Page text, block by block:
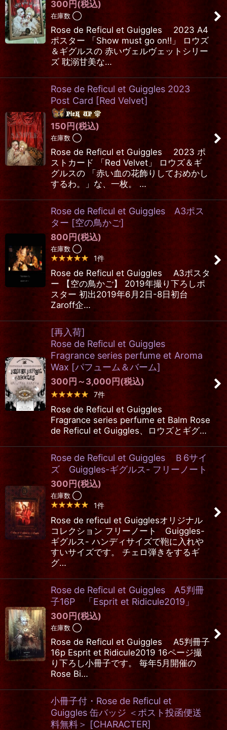
300 円 (税込)
在庫数 ◯
Rose de Reficul et Guiggles 2023 A4
ポスター 「Show must go on‼」 ロウズ
＆ギグルスの 赤いヴェルヴェットシリー
ズ 耽溺甘美な…
Rose de Reficul et Guiggles 2023
Post Card [Red Velvet]
150 円 (税込)
在庫数 ◯
Rose de Reficul et Guiggles 2023 ポ
ストカード 「Red Velvet」 ロウズ＆ギ
グルスの 「赤い血の花飾りしておめかし
するわ。」な、一枚。 …
Rose de Reficul et Guiggles A3ポス
ター [空の鳥かご]
800 円 (税込)
在庫数 ◯
1件
Rose de Reficul et Guiggles A3ポスタ
ー 【空の鳥かご】 2019年撮り下ろしポ
スター 初出2019年6月2日-8日初台
Zaroff企…
[再入荷]
Rose de Reficul et Guiggles
Fragrance series perfume et Aroma
Wax [パフューム＆バーム]
300 円 ～3,000 円 (税込)
7件
Rose de Reficul et Guiggles
Fragrance series perfume et Balm Rose
de Reficul et Guiggles、ロウズとギグ…
Rose de Reficul et Guiggles Ｂ6サイ
ズ Guiggles-ギグルス- フリーノート
300 円 (税込)
在庫数 ◯
1件
Rose de reficul et Guigglesオリジナル
コレクション フリーノート Guiggles-
ギグルス- ハンディサイズで鞄に入れや
すいサイズです。 チェロ弾きをするギ
グ…
Rose de Reficul et Guiggles A5判冊
子16P 「Esprit et Ridicule2019」
300円(税込)
在庫数 ◯
Rose de Reficul et Guiggles A5判冊子
16p Esprit et Ridicule2019 16ページ撮
り下ろし小冊子です。 毎年5月開催の
Rose Bi…
小冊子付・Rose de Reficul et
Guiggles 缶バッジ ＜ポスト投函便送
料無料＞ [CHARACTER]